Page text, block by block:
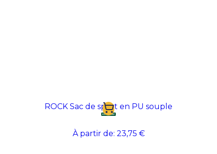
ROCK Sac de sport en PU souple
À partir de: 23,75 €